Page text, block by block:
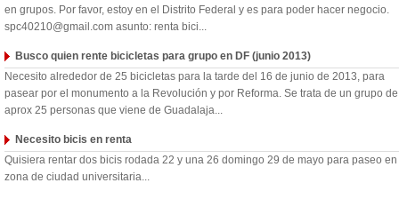
en grupos. Por favor, estoy en el Distrito Federal y es para poder hacer negocio.
spc40210@gmail.com asunto: renta bici...
Busco quien rente bicicletas para grupo en DF (junio 2013)
Necesito alrededor de 25 bicicletas para la tarde del 16 de junio de 2013, para
pasear por el monumento a la Revolución y por Reforma. Se trata de un grupo de
aprox 25 personas que viene de Guadalaja...
Necesito bicis en renta
Quisiera rentar dos bicis rodada 22 y una 26 domingo 29 de mayo para paseo en
zona de ciudad universitaria...